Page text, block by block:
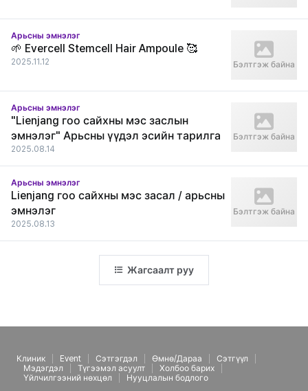
Арьсны эмнэлэг
🌱 Evercell Stemcell Hair Ampoule 🥰
2025.11.12 Бэлтгэж байна
Арьсны эмнэлэг
"Lienjang гоо сайхны мэс заслын
эмнэлэг" Арьсны үүдэл эсийн тарилга
2025.08.14
Бэлтгэж байна
Арьсны эмнэлэг
Lienjang гоо сайхны мэс засал / арьсны
эмнэлэг
2025.08.13
Бэлтгэж байна
Жагсаалт руу
Клиник Event Сэтгэгдэл Өмнө/Дараа
Сэтгүүл
Мэдэгдэл
Түгээмэл асуулт
Холбоо барих
Үйлчилгээний нөхцөл
Нууцлалын бодлого